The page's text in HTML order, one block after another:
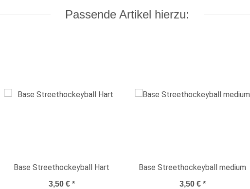
Passende Artikel hierzu:
Base Streethockeyball Hart
3,50 € *
Base Streethockeyball medium
3,50 € *